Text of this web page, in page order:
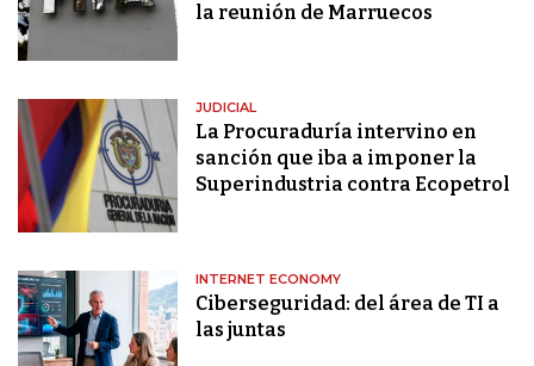
la reunión de Marruecos
JUDICIAL
La Procuraduría intervino en
sanción que iba a imponer la
Superindustria contra Ecopetrol
INTERNET ECONOMY
Ciberseguridad: del área de TI a
las juntas